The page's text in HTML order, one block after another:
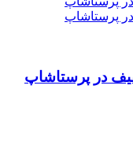
در پرستاشاپ